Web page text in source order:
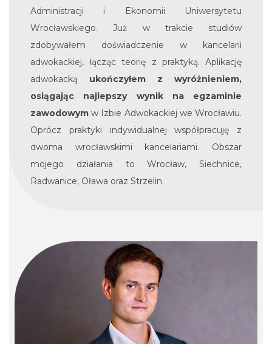
Administracji i Ekonomii Uniwersytetu
Wrocławskiego. Już w trakcie studiów
zdobywałem doświadczenie w kancelarii
adwokackiej, łącząc teorię z praktyką. Aplikację
adwokacką ukończyłem z wyróżnieniem,
osiągając najlepszy wynik na egzaminie
zawodowym w Izbie Adwokackiej we Wrocławiu.
Oprócz praktyki indywidualnej współpracuję z
dwoma wrocławskimi kancelariami. Obszar
mojego działania to Wrocław, Siechnice,
Radwanice, Oława oraz Strzelin.